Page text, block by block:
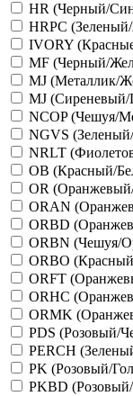
HR (Черный/
HRPC
IVORY
MF (Черный/
MJ (Металлик/
MJ (Сиреневый/
NCOP (Чешуя/
NGVS
NRLT
OB (Красный/
OR
ORAN
ORBD
ORBN (Чешуя/
ORBO
ORFT
ORHC
ORMK
PDS (Розовый/
PERCH
PK (Розовый/
PKBD